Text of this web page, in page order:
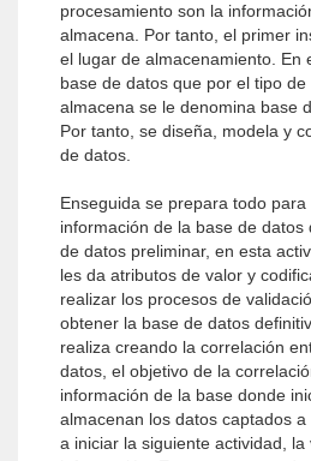
procesamiento son la
almacena. Por tanto, el primer
el lugar de almacenamiento. En
base de datos que por el tipo
almacena se le denomina base
Por tanto, se diseña, modela y
de datos.
Enseguida se prepara todo
información de la base de
de datos preliminar, en esta
les da atributos de valor y
realizar los procesos de
obtener la base de datos
realiza creando la correlación
datos, el objetivo de la
información de la base donde
almacenan los datos captados
a iniciar la siguiente actividad, la